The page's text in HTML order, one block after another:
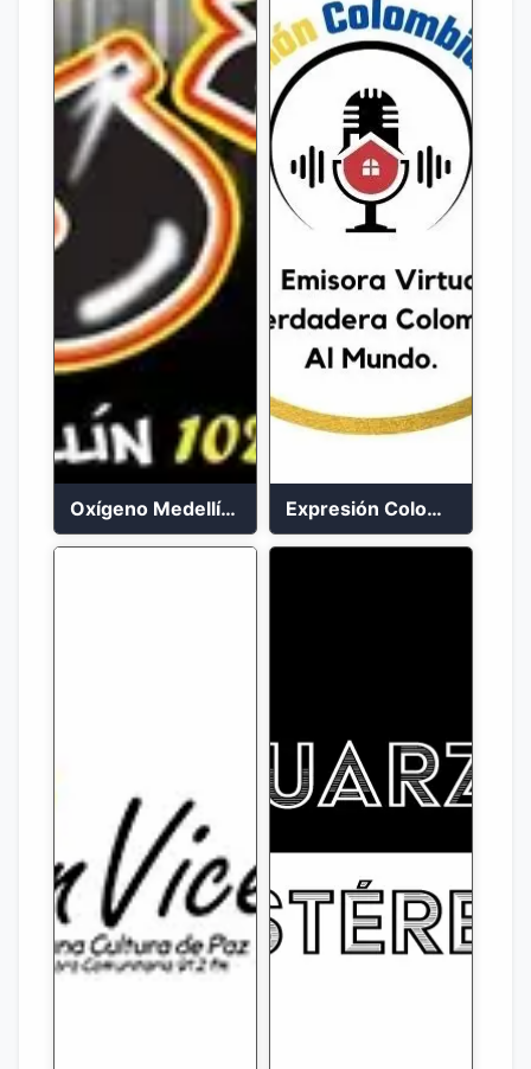
Oxígeno Medellín 90.9 FM en vivo Expresión Colombia Radio en vivo 24/7